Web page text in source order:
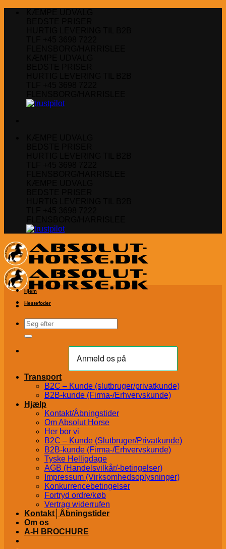
Søg
efter:
Transport
B2C – Kunde (slutbruger/privatkunde)
B2B-kunde (Firma-/Erhvervskunde)
Hjælp
Kontakt/Åbningstider
Om Absolut Horse
Her bor vi
B2C – Kunde (Slutbruger/Privatkunde)
B2B-kunde (Firma-/Erhvervskunde)
Tyske Helligdage
AGB (Handelsvilkår/-betingelser)
Impressum (Virksomhedsoplysninger)
Konkurrencebetingelser
Fortryd ordre/køb
Vertrag widerrufen
Kontakt│Åbningstider
Om os
A-H BROCHURE
Hjem
Hestefoder